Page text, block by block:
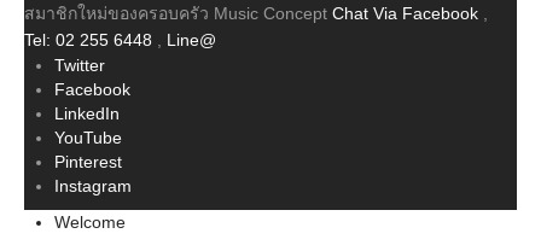
สมาชิกใหม่ของครอบครัว Music Concept Chat Via Facebook
Tel: 02 255 6448
Line@
Twitter
Facebook
LinkedIn
YouTube
Pinterest
Instagram
Welcome